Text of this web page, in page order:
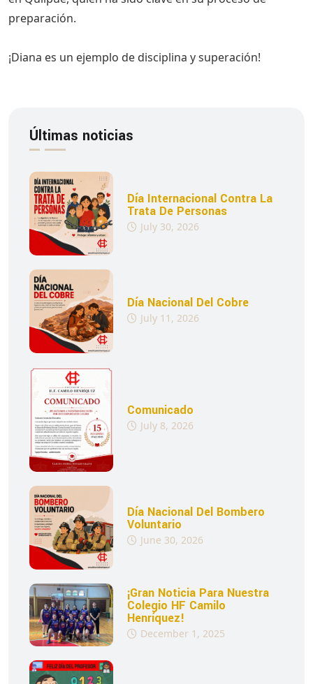
preparación.
¡Diana es un ejemplo de disciplina y superación!
Últimas noticias
Día Internacional Contra La
Trata De Personas
July 30, 2026
Día Nacional Del Cobre
July 11, 2026
Comunicado
July 8, 2026
Día Nacional Del Bombero
Voluntario
June 30, 2026
¡Gran Noticia Para Nuestra
Colegio HF Camilo
Henríquez!
December 1, 2025